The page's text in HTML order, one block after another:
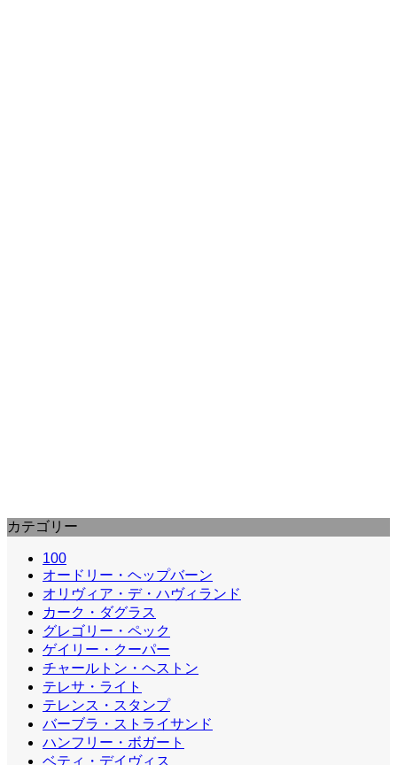
カテゴリー
100
オードリー・ヘップバーン
オリヴィア・デ・ハヴィランド
カーク・ダグラス
グレゴリー・ペック
ゲイリー・クーパー
チャールトン・ヘストン
テレサ・ライト
テレンス・スタンプ
バーブラ・ストライサンド
ハンフリー・ボガート
ベティ・デイヴィス